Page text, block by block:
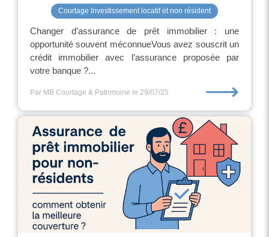
Courtage Investissement locatif et non résident
Changer d’assurance de prêt immobilier : une
opportunité souvent méconnueVous avez souscrit un
crédit immobilier avec l’assurance proposée par
votre banque ?...
Par MB Courtage & Patrimoine le 29/07/25 ⟶